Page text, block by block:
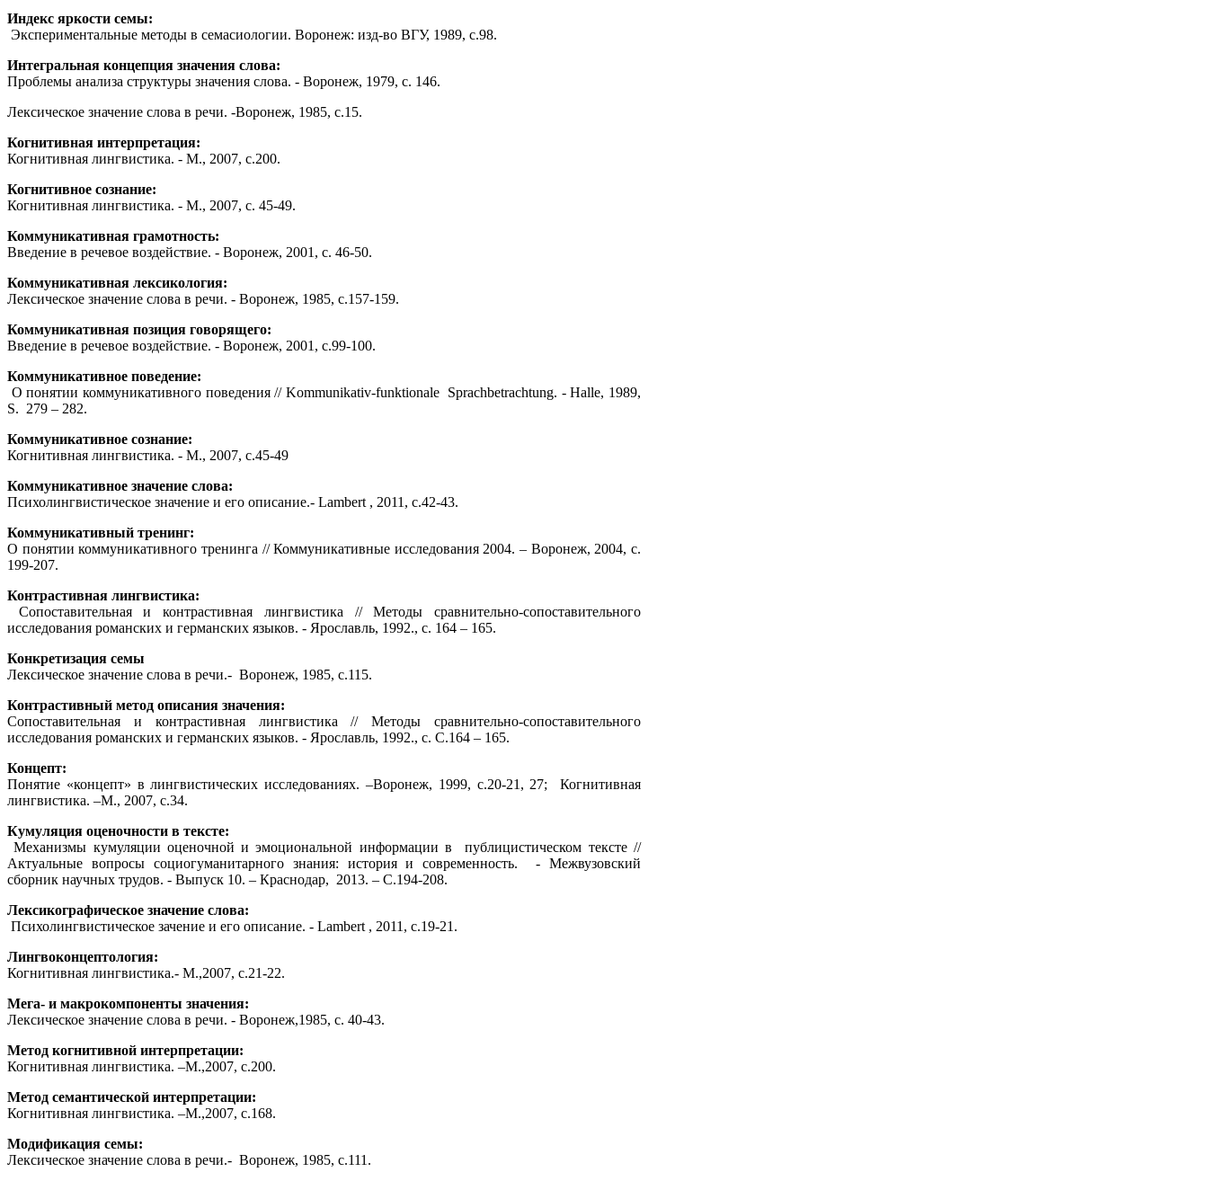
Индекс яркости семы:
Экспериментальные методы в семасиологии. Воронеж: изд-во ВГУ, 1989, с.98.
Интегральная концепция значения слова:
Проблемы анализа структуры значения слова. - Воронеж, 1979, с. 146.
Лексическое значение слова в речи. -Воронеж, 1985, с.15.
Когнитивная интерпретация:
Когнитивная лингвистика. - М., 2007, с.200.
Когнитивное сознание:
Когнитивная лингвистика. - М., 2007, с. 45-49.
Коммуникативная грамотность:
Введение в речевое воздействие. - Воронеж, 2001, с. 46-50.
Коммуникативная лексикология:
Лексическое значение слова в речи. - Воронеж, 1985, с.157-159.
Коммуникативная позиция говорящего:
Введение в речевое воздействие. - Воронеж, 2001, с.99-100.
Коммуникативное поведение:
О понятии коммуникативного поведения // Kommunikativ-funktionale Sprachbetrachtung. - Halle, 1989,
S. 279 – 282.
Коммуникативное сознание:
Когнитивная лингвистика. - М., 2007, с.45-49
Коммуникативное значение слова:
Психолингвистическое значение и его описание.- Lambert , 2011, с.42-43.
Коммуникативный тренинг:
О понятии коммуникативного тренинга // Коммуникативные исследования 2004. – Воронеж, 2004, с.
199-207.
Контрастивная лингвистика:
Сопоставительная и контрастивная лингвистика // Методы сравнительно-сопоставительного
исследования романских и германских языков. - Ярославль, 1992., с. 164 – 165.
Конкретизация семы
Лексическое значение слова в речи.- Воронеж, 1985, с.115.
Контрастивный метод описания значения:
Сопоставительная и контрастивная лингвистика // Методы сравнительно-сопоставительного
исследования романских и германских языков. - Ярославль, 1992., с. С.164 – 165.
Концепт:
Понятие «концепт» в лингвистических исследованиях. –Воронеж, 1999, с.20-21, 27; Когнитивная
лингвистика. –М., 2007, с.34.
Кумуляция оценочности в тексте:
Механизмы кумуляции оценочной и эмоциональной информации в публицистическом тексте //
Актуальные вопросы социогуманитарного знания: история и современность. - Межвузовский
сборник научных трудов. - Выпуск 10. – Краснодар, 2013. – С.194-208.
Лексикографическое значение слова:
Психолингвистическое зачение и его описание. - Lambert , 2011, с.19-21.
Лингвоконцептология:
Когнитивная лингвистика.- М.,2007, с.21-22.
Мега- и макрокомпоненты значения:
Лексическое значение слова в речи. - Воронеж,1985, с. 40-43.
Метод когнитивной интерпретации:
Когнитивная лингвистика. –М.,2007, с.200.
Метод семантической интерпретации:
Когнитивная лингвистика. –М.,2007, с.168.
Модификация семы:
Лексическое значение слова в речи.- Воронеж, 1985, с.111.